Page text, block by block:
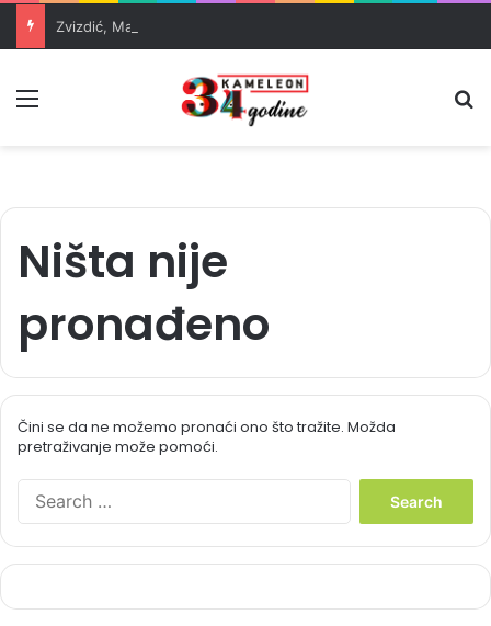
Ništa nije
pronađeno
Čini se da ne možemo pronaći ono što tražite. Možda
pretraživanje može pomoći.
h